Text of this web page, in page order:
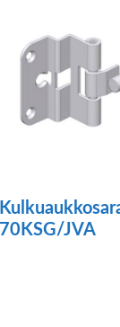
70KSG/JVA